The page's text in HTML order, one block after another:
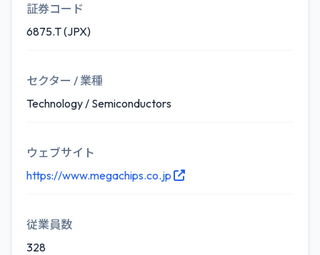
証券コード
6875.T (JPX)
セクター / 業種
Technology / Semiconductors
ウェブサイト
https://www.megachips.co.jp
従業員数
328